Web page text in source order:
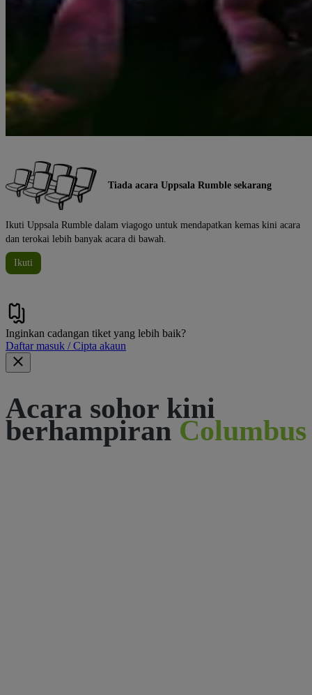
Tiada acara Uppsala Rumble sekarang
Ikuti Uppsala Rumble dalam viagogo untuk mendapatkan kemas kini acara
dan terokai lebih banyak acara di bawah.
Ikuti
Inginkan cadangan tiket yang lebih baik?
Daftar masuk / Cipta akaun
Acara sohor kini
berhampiran Columbus